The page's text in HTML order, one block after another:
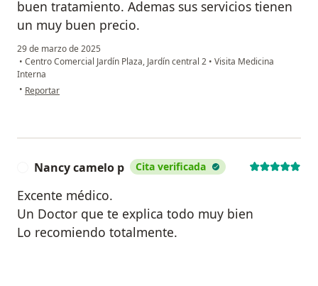
buen tratamiento. Ademas sus servicios tienen
un muy buen precio.
29 de marzo de 2025
• Centro Comercial Jardín Plaza, Jardín central 2 • Visita Medicina
Interna
• en opinión del usuario L. Calderon
Reportar
Nancy camelo p Cita verificada
Excente médico.
Un Doctor que te explica todo muy bien
Lo recomiendo totalmente.